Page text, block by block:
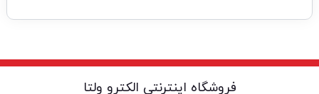
فروشگاه اینترنتی الکترو ولتا